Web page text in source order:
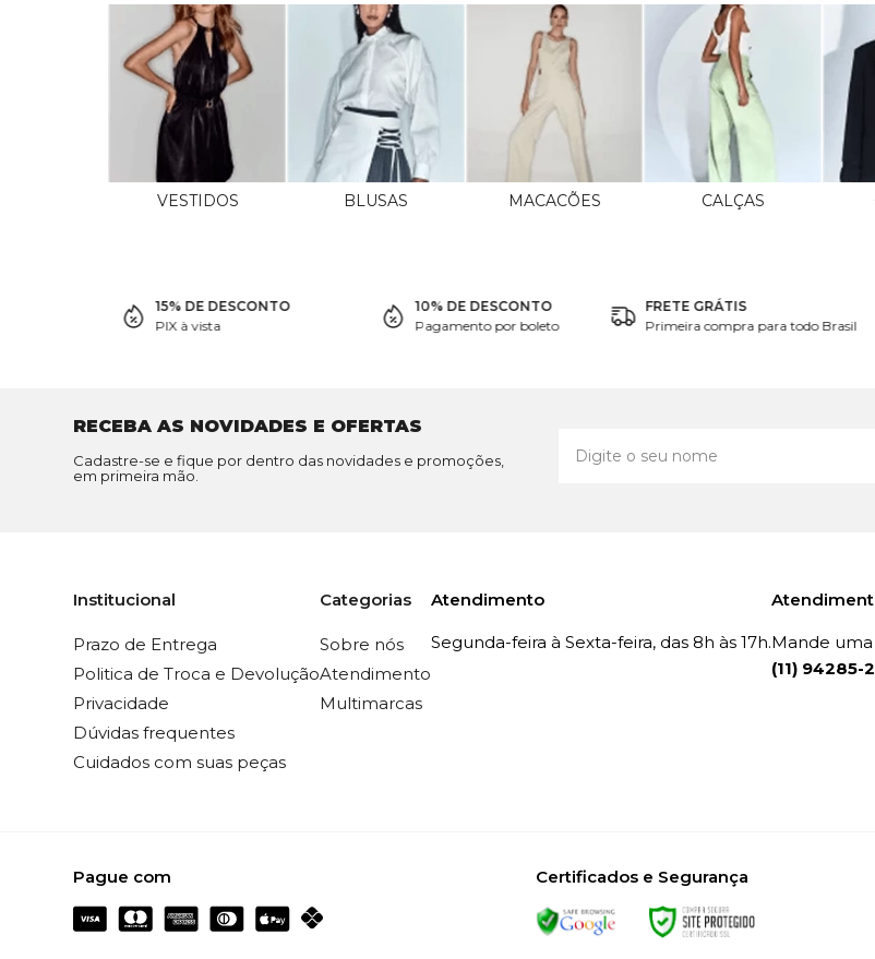
VESTIDOS BLUSAS MACACÕES CALÇAS
15% DE DESCONTO
PIX à vista
10% DE DESCONTO
Pagamento por boleto
FRETE GRÁTIS
Primeira compra para todo Brasil
RECEBA AS NOVIDADES E OFERTAS
Cadastre-se e fique por dentro das novidades e promoções,
em primeira mão.
Institucional
Prazo de Entrega
Politica de Troca e Devolução
Privacidade
Dúvidas frequentes
Cuidados com suas peças
Categorias
Sobre nós
Atendimento
Multimarcas
Atendimento
Segunda-feira à Sexta-feira, das 8h às 17h.Mande
(11) 94285-
Pague com Certificados e Segurança